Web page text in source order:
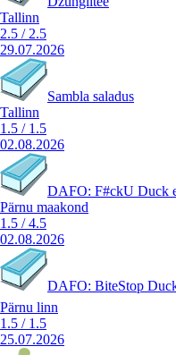
Tallinn
2.5 / 2.5
29.07.2026
Sambla saladus
Tallinn
1.5 / 1.5
02.08.2026
DAFO: F#ckU Duck
Pärnu maakond
1.5 /4.5
02.08.2026
DAFO: BiteStop
Pärnu linn
1.5 / 1.5
25.07.2026